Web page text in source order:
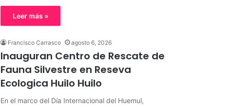
Leer más »
Francisco Carrasco agosto 6, 2026
Inauguran Centro de Rescate de
Fauna Silvestre en Reseva
Ecologica Huilo Huilo
En el marco del Día Internacional del Huemul,